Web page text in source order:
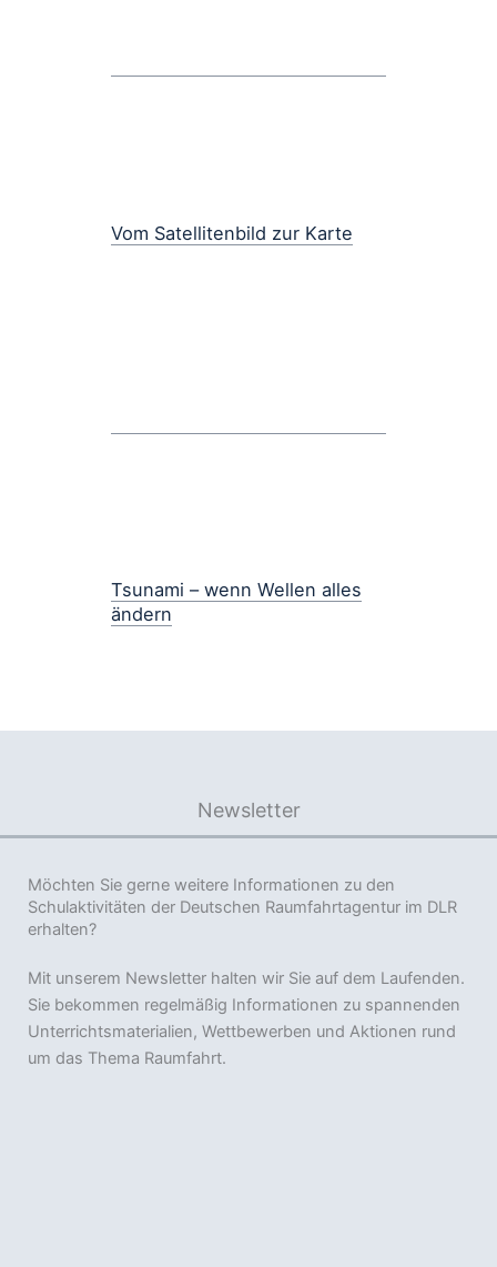
Vom Satellitenbild zur Karte
Tsunami – wenn Wellen alles
ändern
Newsletter
Möchten Sie gerne weitere Informationen zu den
Schulaktivitäten der Deutschen Raumfahrtagentur im DLR
erhalten?
Mit unserem Newsletter halten wir Sie auf dem Laufenden.
Sie bekommen regelmäßig Informationen zu spannenden
Unterrichtsmaterialien, Wettbewerben und Aktionen rund
um das Thema Raumfahrt.